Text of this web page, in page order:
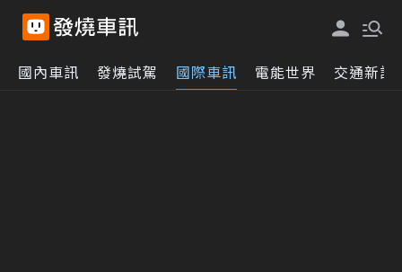
國內車訊 發燒試駕 國際車訊 電能世界 交通新訊